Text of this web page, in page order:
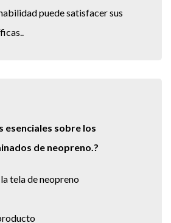
puede satisfacer sus
esenciales sobre los
de neopreno.?
tela de neopreno